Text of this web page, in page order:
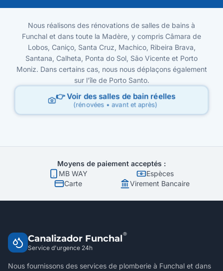
Nous réalisons des rénovations de salles de bains à
Funchal et dans toute la Madère, y compris Câmara de
Lobos, Caniço, Santa Cruz, Machico, Ribeira Brava,
Santana, Calheta, Ponta do Sol, São Vicente et Porto
Moniz. Dans certains cas, nous nous déplaçons également
sur l'île de Porto Santo.
👉 Voir des salles de bain réelles
(rénovées • avant et après)
Moyens de paiement acceptés :
MB WAY
Espèces
Carte
Virement Bancaire
Canalizador Funchal®
Service d'urgence 24h
Nous fournissons des services de plomberie à Funchal et dans